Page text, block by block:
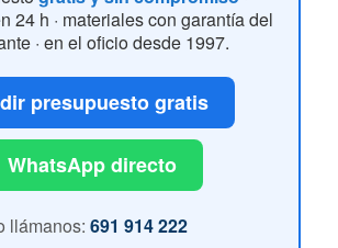
24 h · materiales con garantía del
· en el oficio desde 1997.
presupuesto gratis
WhatsApp directo
llámanos:691 914 222